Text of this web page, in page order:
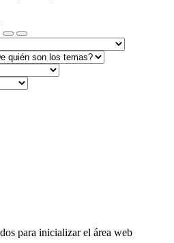
para inicializar el área web